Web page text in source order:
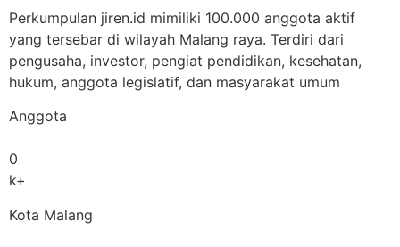
Perkumpulan jiren.id mimiliki 100.000 anggota aktif
yang tersebar di wilayah Malang raya. Terdiri dari
pengusaha, investor, pengiat pendidikan, kesehatan,
hukum, anggota legislatif, dan masyarakat umum
Anggota
0
k+
Kota Malang